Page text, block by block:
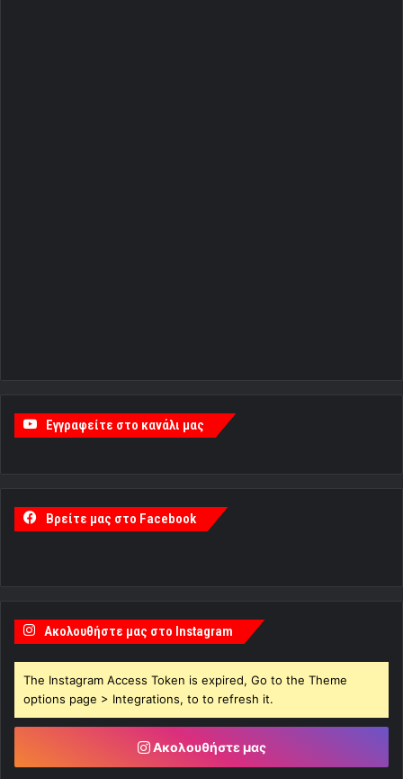
Εγγραφείτε στο κανάλι μας
Βρείτε μας στο Facebook
Ακολουθήστε μας στο Instagram
The Instagram Access Token is expired, Go to the Theme
options page > Integrations, to to refresh it.
Ακολουθήστε μας